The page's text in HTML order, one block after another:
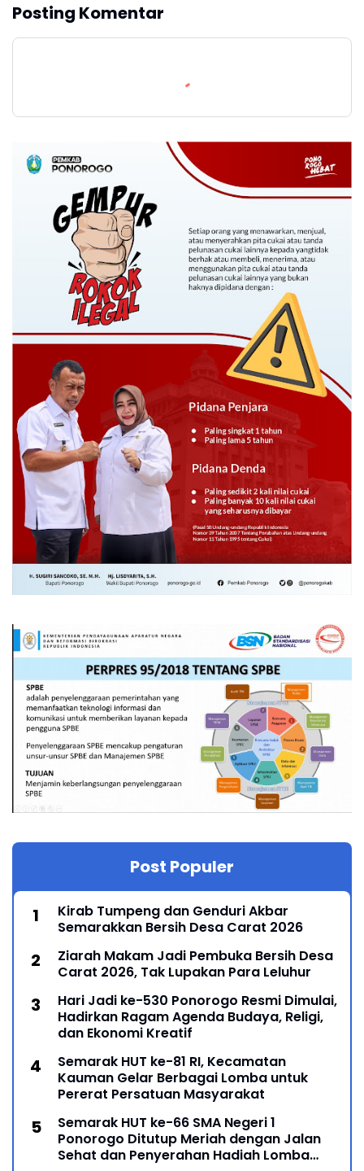
Posting Komentar
Post Populer
Kirab Tumpeng dan Genduri Akbar
Semarakkan Bersih Desa Carat 2026
Ziarah Makam Jadi Pembuka Bersih Desa
Carat 2026, Tak Lupakan Para Leluhur
Hari Jadi ke-530 Ponorogo Resmi Dimulai,
Hadirkan Ragam Agenda Budaya, Religi,
dan Ekonomi Kreatif
Semarak HUT ke-81 RI, Kecamatan
Kauman Gelar Berbagai Lomba untuk
Pererat Persatuan Masyarakat
Semarak HUT ke-66 SMA Negeri 1
Ponorogo Ditutup Meriah dengan Jalan
Sehat dan Penyerahan Hadiah Lomba